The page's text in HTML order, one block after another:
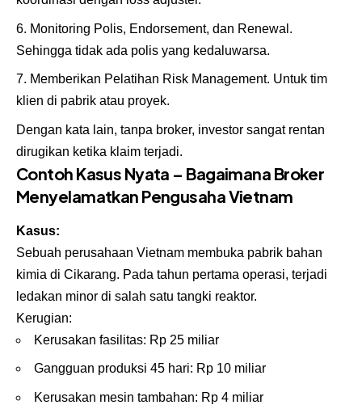
Monitoring Polis, Endorsement, dan Renewal.
Sehingga tidak ada polis yang kedaluwarsa.
Memberikan Pelatihan Risk Management. Untuk tim
klien di pabrik atau proyek.
Dengan kata lain, tanpa broker, investor sangat rentan
dirugikan ketika klaim terjadi.
Contoh Kasus Nyata – Bagaimana Broker
Menyelamatkan Pengusaha Vietnam
Kasus:
Sebuah perusahaan Vietnam membuka pabrik bahan
kimia di Cikarang. Pada tahun pertama operasi, terjadi
ledakan minor di salah satu tangki reaktor.
Kerugian:
Kerusakan fasilitas: Rp 25 miliar
Gangguan produksi 45 hari: Rp 10 miliar
Kerusakan mesin tambahan: Rp 4 miliar